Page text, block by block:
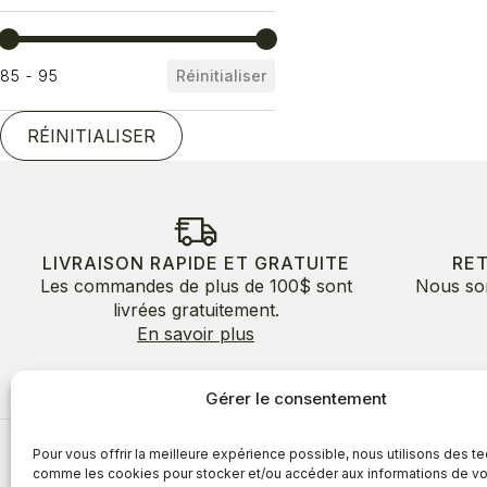
Gérer le consentement
Pour vous offrir la meilleure expérience possible, nous utilisons des
comme les cookies pour stocker et/ou accéder aux informations de
Prix
85 - 95 Réinitialiser
RÉINITIALISER
LIVRAISON RAPIDE ET GRATUITE
Les commandes de plus de 100$ sont
livrées gratuitement.
En savoir plus
Nous
À propos